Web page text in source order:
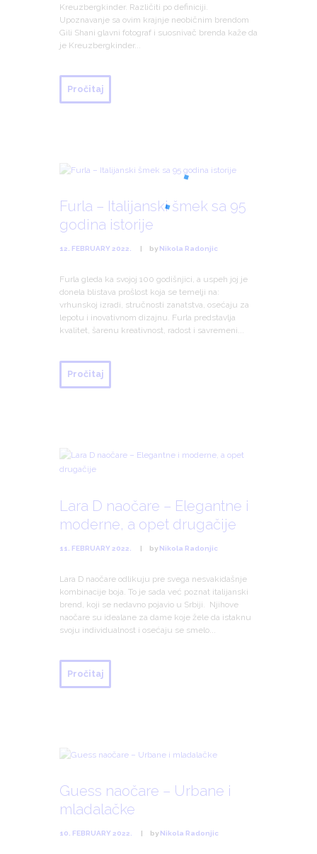
Kreuzbergkinder. Različiti po definiciji.
Upoznavanje sa ovim krajnje neobičnim brendom
Gili Shani glavni fotograf i suosnivač brenda kaže da
je Kreuzbergkinder...
Pročitaj
Furla – Italijanski šmek sa 95
godina istorije
12. FEBRUARY 2022. byNikola Radonjic
Furla gleda ka svojoj 100 godišnjici, a uspeh joj je
donela blistava prošlost koja se temelji na:
vrhunskoj izradi, stručnosti zanatstva, osećaju za
lepotu i inovativnom dizajnu. Furla predstavlja
kvalitet, šarenu kreativnost, radost i savremeni...
Pročitaj
Lara D naočare – Elegantne i
moderne, a opet drugačije
11. FEBRUARY 2022. byNikola Radonjic
Lara D naočare odlikuju pre svega nesvakidašnje
kombinacije boja. To je sada već poznat italijanski
brend, koji se nedavno pojavio u Srbiji. Njihove
naočare su idealane za dame koje žele da istaknu
svoju individualnost i osećaju se smelo...
Pročitaj
Guess naočare – Urbane i
mladalačke
10. FEBRUARY 2022. byNikola Radonjic